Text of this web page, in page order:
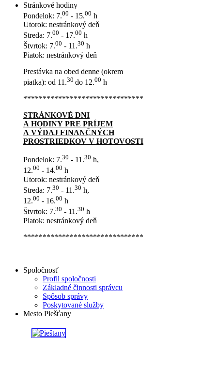
Stránkové hodiny
Pondelok: 7.00 - 15.00 h
Utorok: nestránkový deň
Streda: 7.00 - 17.00 h
Štvrtok: 7.00 - 11.30 h
Piatok: nestránkový deň
Prestávka na obed denne (okrem
piatka): od 11.30 do 12.00 h
*******************************
STRÁNKOVÉ DNI
A HODINY PRE PRÍJEM
A VÝDAJ FINANČNÝCH
PROSTRIEDKOV V HOTOVOSTI
Pondelok: 7.30 - 11.30 h,
12.00 - 14.00 h
Utorok: nestránkový deň
Streda: 7.30 - 11.30 h,
12.00 - 16.00 h
Štvrtok: 7.30 - 11.30 h
Piatok: nestránkový deň
*******************************
Spoločnosť
Profil spoločnosti
Základné činnosti správcu
Spôsob správy
Poskytované služby
Mesto Piešťany